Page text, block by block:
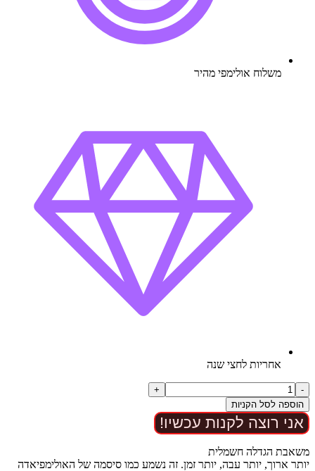
משלוח אולימפי מהיר
אחריות לחצי שנה
כמות
של
כוס
אוננות
לגברים
10
מצבים
-
+
הוספה לסל הקניות
אני רוצה לקנות עכשיו!
משאבת הגדלה חשמלית
יותר ארוך, יותר עבה, יותר זמן. זה נשמע כמו סיסמה של האולימפיאדה